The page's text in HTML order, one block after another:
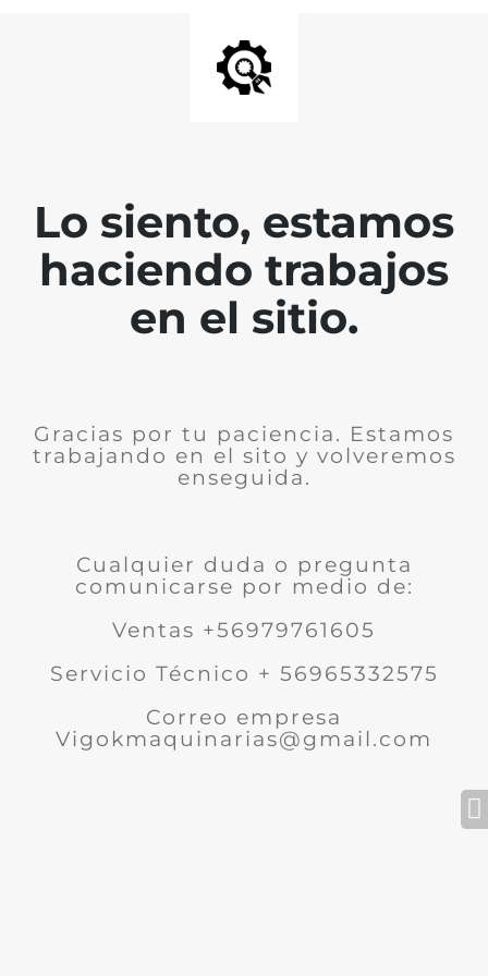
Lo siento, estamos
haciendo trabajos
en el sitio.
Gracias por tu paciencia. Estamos
trabajando en el sito y volveremos
enseguida.
Cualquier duda o pregunta
comunicarse por medio de:
Ventas +56979761605
Servicio Técnico + 56965332575
Correo empresa
Vigokmaquinarias@gmail.com